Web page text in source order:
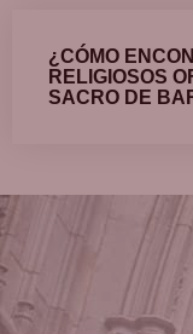
¿CÓMO
RELIGIOSOS
SACRO DE